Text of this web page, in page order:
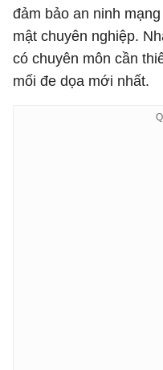
đảm bảo an ninh
mật chuyên nghiệp.
có chuyên môn cần
mối đe dọa mới nhất.